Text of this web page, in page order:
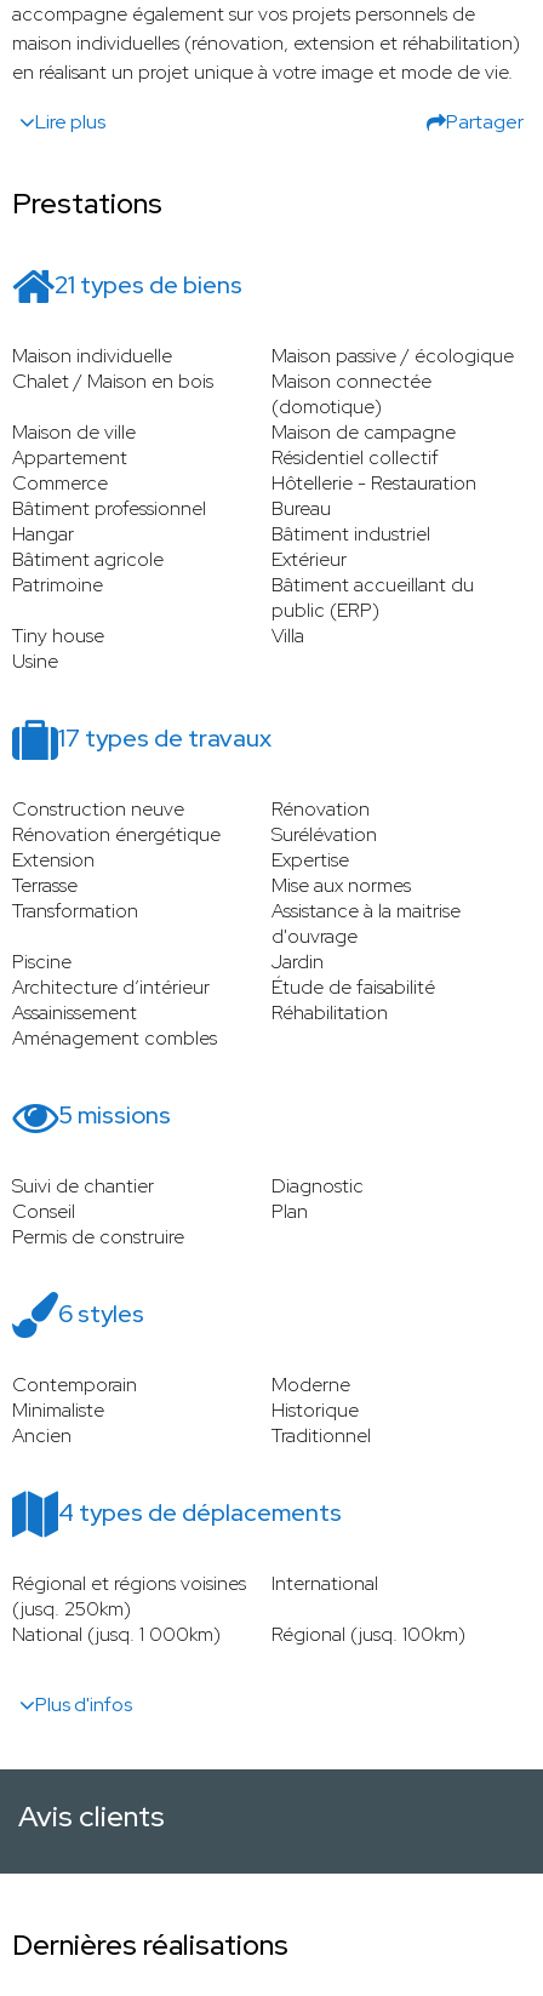
accompagne également sur vos projets personnels de
maison individuelles (rénovation, extension et réhabilitation)
en réalisant un projet unique à votre image et mode de vie.
Lire plus
Partager
Prestations
21 types de biens
Maison individuelle
Maison passive / écologique
Chalet / Maison en bois
Maison connectée
(domotique)
Maison de ville
Maison de campagne
Appartement
Résidentiel collectif
Commerce
Hôtellerie - Restauration
Bâtiment professionnel
Bureau
Hangar
Bâtiment industriel
Bâtiment agricole
Extérieur
Patrimoine
Bâtiment accueillant du
public (ERP)
Tiny house
Villa
Usine
17 types de travaux
Construction neuve
Rénovation
Rénovation énergétique
Surélévation
Extension
Expertise
Terrasse
Mise aux normes
Transformation
Assistance à la maitrise
d'ouvrage
Piscine
Jardin
Architecture d’intérieur
Étude de faisabilité
Assainissement
Réhabilitation
Aménagement combles
5 missions
Suivi de chantier
Diagnostic
Conseil
Plan
Permis de construire
6 styles
Contemporain
Moderne
Minimaliste
Historique
Ancien
Traditionnel
4 types de déplacements
Régional et régions voisines
(jusq. 250km)
International
National (jusq. 1 000km)
Régional (jusq. 100km)
Plus d'infos
Avis clients
Dernières réalisations